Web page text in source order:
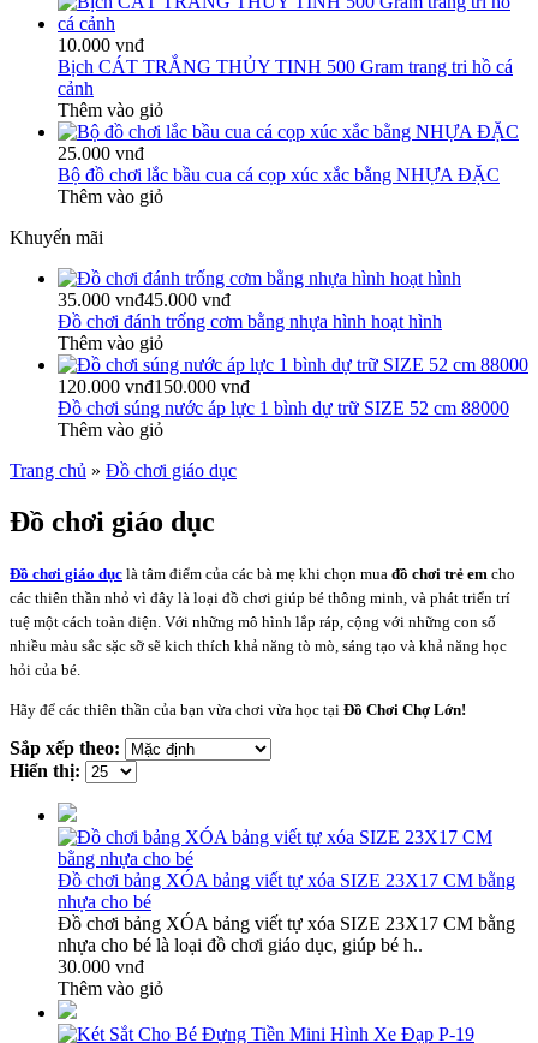
10.000 vnđ
Bịch CÁT TRẮNG THỦY TINH 500 Gram trang tri hồ cá
cảnh
Thêm vào giỏ
25.000 vnđ
Bộ đồ chơi lắc bầu cua cá cọp xúc xắc bằng NHỰA ĐẶC
Thêm vào giỏ
Khuyến mãi
35.000 vnđ45.000 vnđ
Đồ chơi đánh trống cơm bằng nhựa hình hoạt hình
Thêm vào giỏ
120.000 vnđ150.000 vnđ
Đồ chơi súng nước áp lực 1 bình dự trữ SIZE 52 cm 88000
Thêm vào giỏ
Trang chủ » Đồ chơi giáo dục
Đồ chơi giáo dục
Đồ chơi giáo dục là tâm điểm của các bà mẹ khi chọn mua đồ chơi trẻ em cho
các thiên thần nhỏ vì đây là loại đồ chơi giúp bé thông minh, và phát triển trí
tuệ một cách toàn diện. Với những mô hình lắp ráp, cộng với những con số
nhiều màu sắc sặc sỡ sẽ kich thích khả năng tò mò, sáng tạo và khả năng học
hỏi của bé.
Hãy để các thiên thần của bạn vừa chơi vừa học tại Đồ Chơi Chợ Lớn!
Sắp xếp theo:
Hiển thị:
Đồ chơi bảng XÓA bảng viết tự xóa SIZE 23X17 CM bằng
nhựa cho bé
Đồ chơi bảng XÓA bảng viết tự xóa SIZE 23X17 CM bằng
nhựa cho bé là loại đồ chơi giáo dục, giúp bé h..
30.000 vnđ
Thêm vào giỏ